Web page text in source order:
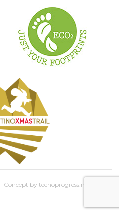
Concept by tecnoprogress.net